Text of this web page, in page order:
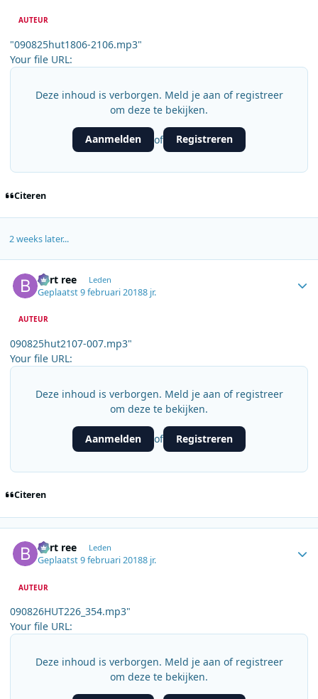
AUTEUR
"090825hut1806-2106.mp3"
Your file URL:
Deze inhoud is verborgen. Meld je aan of registreer
om deze te bekijken.
Aanmelden of Registreren
Citeren
2 weeks later...
bert ree Leden
Geplaatst9 februari 20188 jr.
AUTEUR
090825hut2107-007.mp3"
Your file URL:
Deze inhoud is verborgen. Meld je aan of registreer
om deze te bekijken.
Aanmelden of Registreren
Citeren
bert ree Leden
Geplaatst9 februari 20188 jr.
AUTEUR
090826HUT226_354.mp3"
Your file URL:
Deze inhoud is verborgen. Meld je aan of registreer
om deze te bekijken.